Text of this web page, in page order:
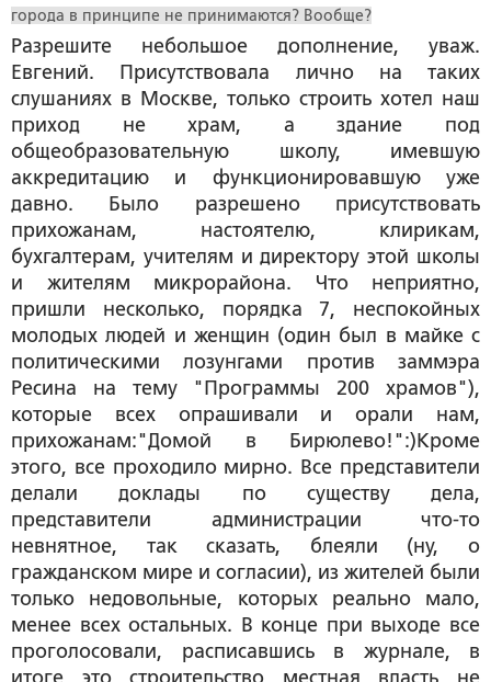
города в принципе не принимаются? Вообще?
Разрешите небольшое дополнение, уваж.
Евгений. Присутствовала лично на таких
слушаниях в Москве, только строить хотел наш
приход не храм, а здание под
общеобразовательную школу, имевшую
аккредитацию и функционировавшую уже
давно. Было разрешено присутствовать
прихожанам, настоятелю, клирикам,
бухгалтерам, учителям и директору этой школы
и жителям микрорайона. Что неприятно,
пришли несколько, порядка 7, неспокойных
молодых людей и женщин (один был в майке с
политическими лозунгами против заммэра
Ресина на тему "Программы 200 храмов"),
которые всех опрашивали и орали нам,
прихожанам:"Домой в Бирюлево!":)Кроме
этого, все проходило мирно. Все представители
делали доклады по существу дела,
представители администрации что-то
невнятное, так сказать, блеяли (ну, о
гражданском мире и согласии), из жителей были
только недовольные, которых реально мало,
менее всех остальных. В конце при выходе все
проголосовали, расписавшись в журнале, в